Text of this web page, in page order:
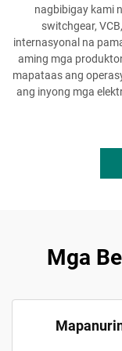
nagbibigay kami
switchgear,
internasyonal na
aming mga
mapataas ang
ang inyong mga
Mga